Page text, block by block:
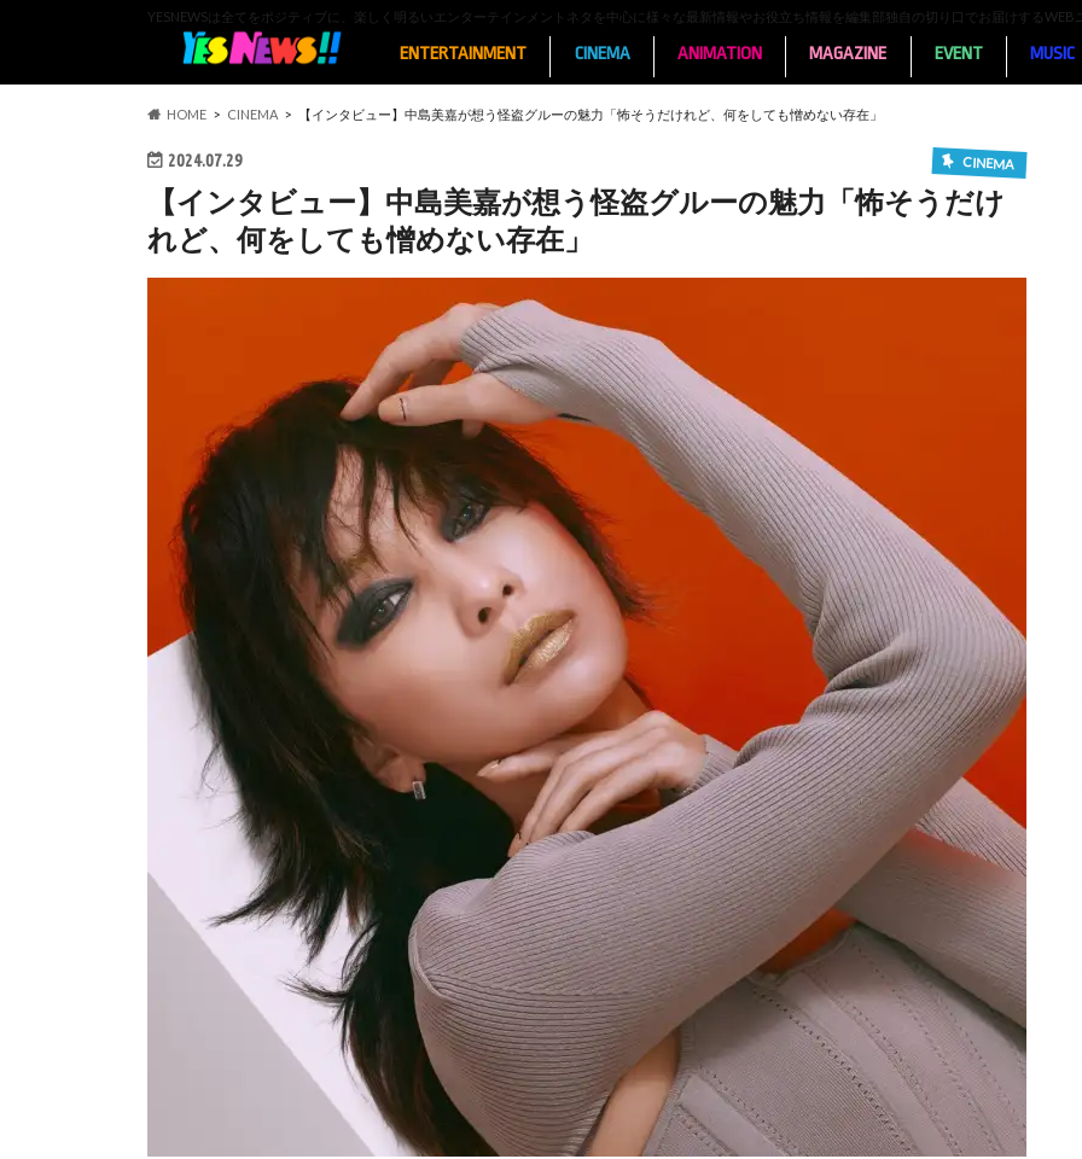
YESNEWSは全てをポジティブに、楽しく明るいエンターテインメントネタを中心に様々な最新情報やお役立ち情報を編集部独自の切り口でお届けするWEB
ENTERTAINMENT CINEMA ANIMATION MAGAZINE EVENT MUSIC
HOME CINEMA 【インタビュー】中島美嘉が想う怪盗グルーの魅力「怖そうだけれど、何をしても憎めない存在」
2024.07.29 CINEMA
【インタビュー】中島美嘉が想う怪盗グルーの魅力「怖そうだけ
れど、何をしても憎めない存在」